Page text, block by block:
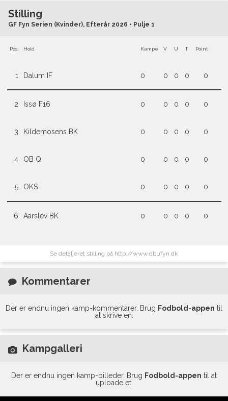
Stilling
GF Fyn Serien (Kvinder), Efterår 2026 • Pulje 1
Pos. Hold Kampe V U T Point
1 Dalum IF 0 0 0 0 0
2 Issø F16 0 0 0 0 0
3 Kildemosens BK 0 0 0 0 0
4 OB Q 0 0 0 0 0
5 OKS 0 0 0 0 0
6 Aarslev BK 0 0 0 0 0
Se detaljeret stilling på http://www.dbufyn.dk
Kommentarer
Der er endnu ingen kamp-kommentarer. Brug Fodbold-appen til
at skrive en.
Kampgalleri
Der er endnu ingen kamp-billeder. Brug Fodbold-appen til at
uploade et.